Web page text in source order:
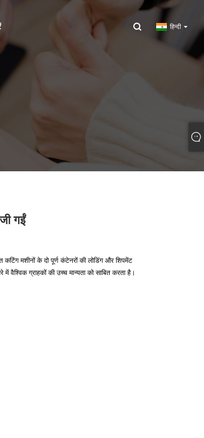
हिन्दी
गईं
मशीनों के दो पूर्ण कंटेनरों की लोडिंग और शिपमेंट
वैश्विक ग्राहकों की उच्च मान्यता को साबित करता है।